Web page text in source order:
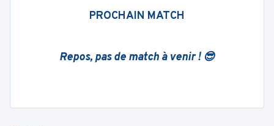
PROCHAIN MATCH
Repos, pas de match à venir ! 😎